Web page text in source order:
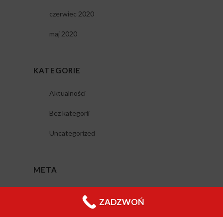
czerwiec 2020
maj 2020
KATEGORIE
Aktualności
Bez kategorii
Uncategorized
META
ZADZWOŃ